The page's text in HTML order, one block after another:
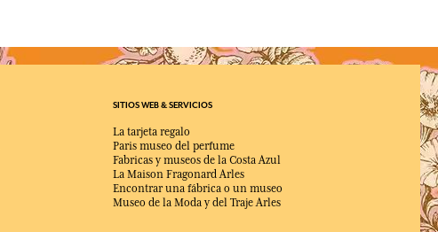
SITIOS WEB & SERVICIOS
La tarjeta regalo
Paris museo del perfume
Fabricas y museos de la Costa Azul
La Maison Fragonard Arles
Encontrar una fábrica o un museo
Museo de la Moda y del Traje Arles